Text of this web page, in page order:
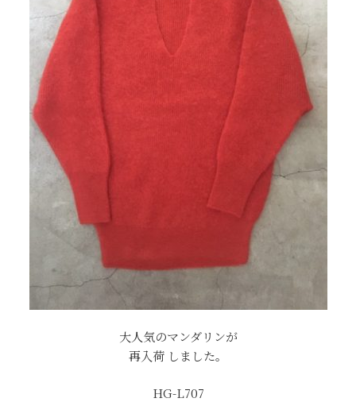
大人気のマンダリンが
再入荷 しました。
HG-L707